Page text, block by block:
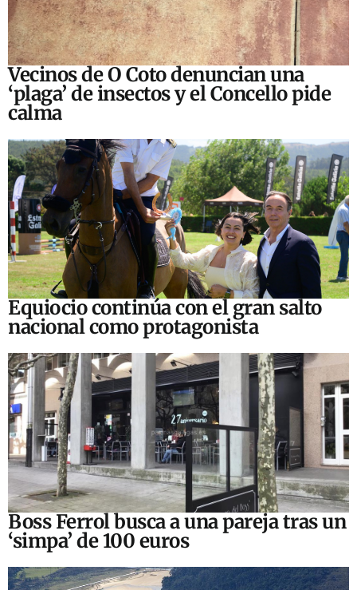
Vecinos de O Coto denuncian una
‘plaga’ de insectos y el Concello pide
calma
Equiocio continúa con el gran salto
nacional como protagonista
Boss Ferrol busca a una pareja tras un
‘simpa’ de 100 euros